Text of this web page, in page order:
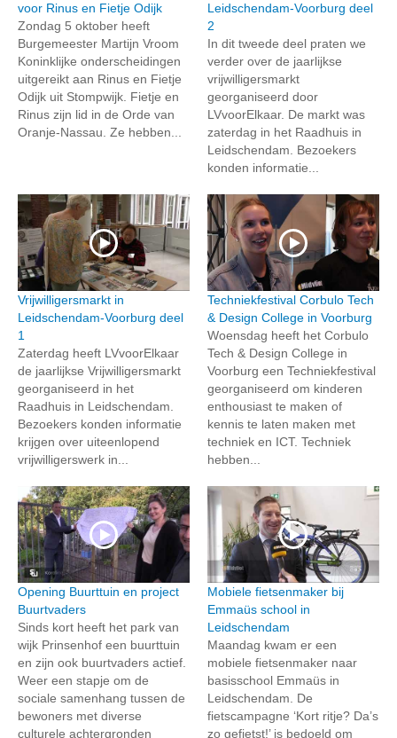
voor Rinus en Fietje Odijk
Zondag 5 oktober heeft
Burgemeester Martijn Vroom
Koninklijke onderscheidingen
uitgereikt aan Rinus en Fietje
Odijk uit Stompwijk. Fietje en
Rinus zijn lid in de Orde van
Oranje-Nassau. Ze hebben...
Leidschendam-Voorburg deel
2
In dit tweede deel praten we
verder over de jaarlijkse
vrijwilligersmarkt
georganiseerd door
LVvoorElkaar. De markt was
zaterdag in het Raadhuis in
Leidschendam. Bezoekers
konden informatie...
Vrijwilligersmarkt in
Leidschendam-Voorburg deel
1
Zaterdag heeft LVvoorElkaar
de jaarlijkse Vrijwilligersmarkt
georganiseerd in het
Raadhuis in Leidschendam.
Bezoekers konden informatie
krijgen over uiteenlopend
vrijwilligerswerk in...
Techniekfestival Corbulo Tech
& Design College in Voorburg
Woensdag heeft het Corbulo
Tech & Design College in
Voorburg een Techniekfestival
georganiseerd om kinderen
enthousiast te maken of
kennis te laten maken met
techniek en ICT. Techniek
hebben...
Opening Buurttuin en project
Buurtvaders
Sinds kort heeft het park van
wijk Prinsenhof een buurttuin
en zijn ook buurtvaders actief.
Weer een stapje om de
sociale samenhang tussen de
bewoners met diverse
culturele achtergronden
Mobiele fietsenmaker bij
Emmaüs school in
Leidschendam
Maandag kwam er een
mobiele fietsenmaker naar
basisschool Emmaüs in
Leidschendam. De
fietscampagne ‘Kort ritje? Da’s
zo gefietst!’ is bedoeld om